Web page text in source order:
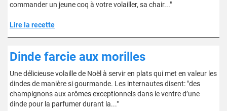
commander un jeune coq à votre volailler, sa chair..."
Lire la recette
Dinde farcie aux morilles
Une délicieuse volaille de Noël à servir en plats qui met en valeur les
dindes de manière si gourmande. Les internautes disent: "des
champignons aux arômes exceptionnels dans le ventre d’une
dinde pour la parfumer durant la..."